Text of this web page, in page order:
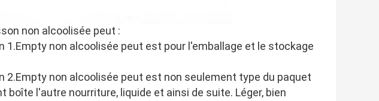
non alcoolisée peut :
1.Empty non alcoolisée peut est pour l'emballage et le stockage
2.Empty non alcoolisée peut est non seulement type du paquet
boîte l'autre nourriture, liquide et ainsi de suite. Léger, bien